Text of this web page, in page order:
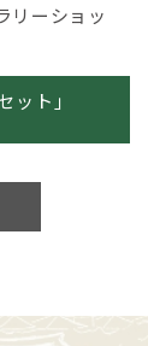
リーショッ
ット」